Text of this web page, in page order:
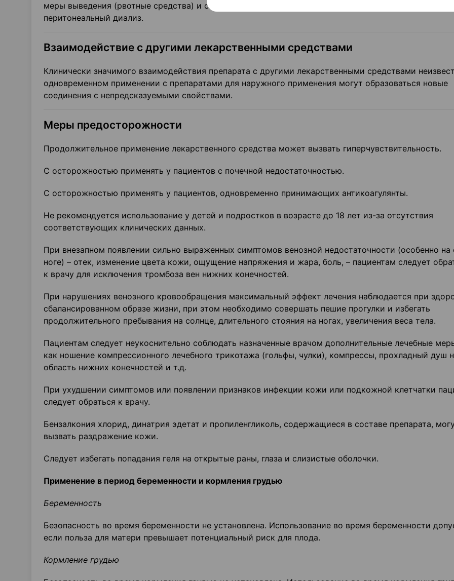
меры выведения (рвотные средства) и симптоматическое лечение. При наличии показаний
перитонеальный диализ.
Взаимодействие с другими лекарственными средствами
Клинически значимого взаимодействия препарата с другими лекарственными средствами
одновременном применении с препаратами для наружного применения могут образоваться новые
соединения с непредсказуемыми свойствами.
Меры предосторожности
Продолжительное применение лекарственного средства может вызвать гиперчувствительность.
С осторожностью применять у пациентов с почечной недостаточностью.
С осторожностью применять у пациентов, одновременно принимающих антикоагулянты.
Не рекомендуется использование у детей и подростков в возрасте до 18 лет из-за отсутствия
соответствующих клинических данных.
При внезапном появлении сильно выраженных симптомов венозной недостаточности (особенно на
ноге) – отек, изменение цвета кожи, ощущение напряжения и жара, боль, – пациентам следует
к врачу для исключения тромбоза вен нижних конечностей.
При нарушениях венозного кровообращения максимальный эффект лечения наблюдается при
сбалансированном образе жизни, при этом необходимо совершать пешие прогулки и избегать
продолжительного пребывания на солнце, длительного стояния на ногах, увеличения веса тела.
Пациентам следует неукоснительно соблюдать назначенные врачом дополнительные лечебные
как ношение компрессионного лечебного трикотажа (гольфы, чулки), компрессы, прохладный душ
область нижних конечностей и т.д.
При ухудшении симптомов или появлении признаков инфекции кожи или подкожной клетчатки
следует обраться к врачу.
Бензалкония хлорид, динатрия эдетат и пропиленгликоль, содержащиеся в составе препарата,
вызвать раздражение кожи.
Следует избегать попадания геля на открытые раны, глаза и слизистые оболочки.
Применение в период беременности и кормления грудью
Беременность
Безопасность во время беременности не установлена. Использование во время беременности
если польза для матери превышает потенциальный риск для плода.
Кормление грудью